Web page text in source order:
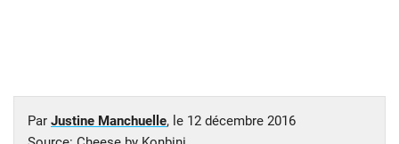
Par Justine Manchuelle, le 12 décembre 2016